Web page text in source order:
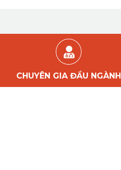
CHUYÊN GIA ĐẦU NGÀNH